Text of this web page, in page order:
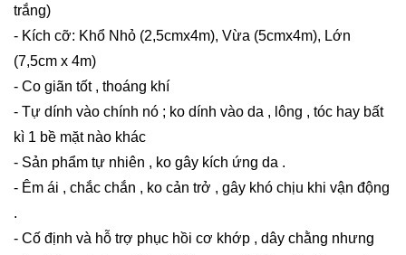
trắng)
- Kích cỡ: Khổ Nhỏ (2,5cmx4m), Vừa (5cmx4m), Lớn
(7,5cm x 4m)
- Co giãn tốt , thoáng khí
- Tự dính vào chính nó ; ko dính vào da , lông , tóc hay bất
kì 1 bề mặt nào khác
- Sản phẩm tự nhiên , ko gây kích ứng da .
- Êm ái , chắc chắn , ko cản trở , gây khó chịu khi vận động
.
- Cố định và hỗ trợ phục hồi cơ khớp , dây chằng nhưng